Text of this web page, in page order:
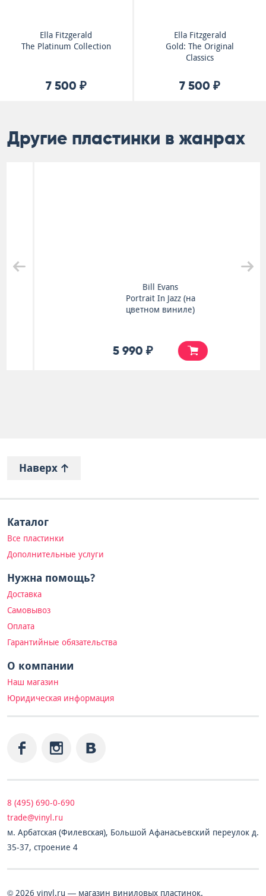
Ella Fitzgerald
The Platinum Collection
7 500 ₽
Ella Fitzgerald
Gold: The Original
Classics
7 500 ₽
Другие пластинки в жанрах
Bill Evans
Portrait In Jazz (на
цветном виниле)
5 990 ₽
Наверх
Каталог
Все пластинки
Дополнительные услуги
Нужна помощь?
Доставка
Самовывоз
Оплата
Гарантийные обязательства
О компании
Наш магазин
Юридическая информация
8 (495) 690-0-690
trade@vinyl.ru
м. Арбатская (Филевская), Большой Афанасьевский переулок д.
35-37, строение 4
© 2026 vinyl.ru — магазин виниловых пластинок.